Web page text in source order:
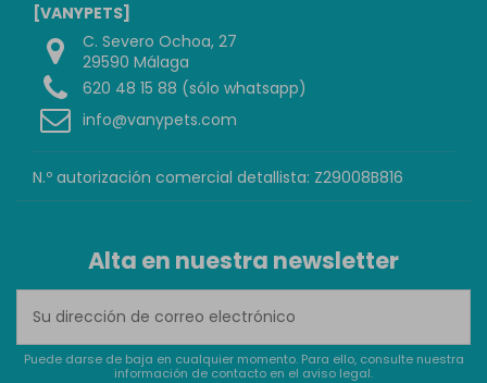
[VANYPETS]
C. Severo Ochoa, 27
29590 Málaga
620 48 15 88 (sólo whatsapp)
info@vanypets.com
N.º autorización comercial detallista: Z29008B816
Alta en nuestra newsletter
Puede darse de baja en cualquier momento. Para ello, consulte nuestra
información de contacto en el aviso legal.